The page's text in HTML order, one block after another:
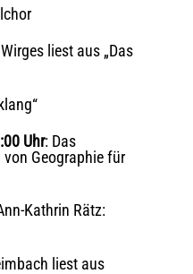
liest aus „Das
Uhr: Das
Geographie für
Kathrin Rätz:
liest aus